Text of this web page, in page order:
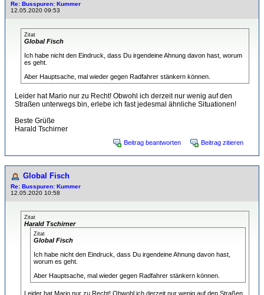
Re: Busspuren: Kummer
12.05.2020 09:53
Zitat
Global Fisch
Ich habe nicht den Eindruck, dass Du irgendeine Ahnung davon hast, worum
es geht.
Aber Hauptsache, mal wieder gegen Radfahrer stänkern können.
Leider hat Mario nur zu Recht! Obwohl ich derzeit nur wenig auf den
Straßen unterwegs bin, erlebe ich fast jedesmal ähnliche Situationen!
Beste Grüße
Harald Tschirner
Beitrag beantworten Beitrag zitieren
Global Fisch
Re: Busspuren: Kummer
12.05.2020 10:58
Zitat
Harald Tschirner
Zitat
Global Fisch
Ich habe nicht den Eindruck, dass Du irgendeine Ahnung davon hast,
worum es geht.
Aber Hauptsache, mal wieder gegen Radfahrer stänkern können.
Leider hat Mario nur zu Recht! Obwohl ich derzeit nur wenig auf den Straßen